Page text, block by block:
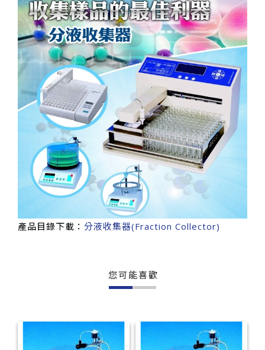
產品目錄下載： 分液收集器(Fraction Collector)
您可能喜歡